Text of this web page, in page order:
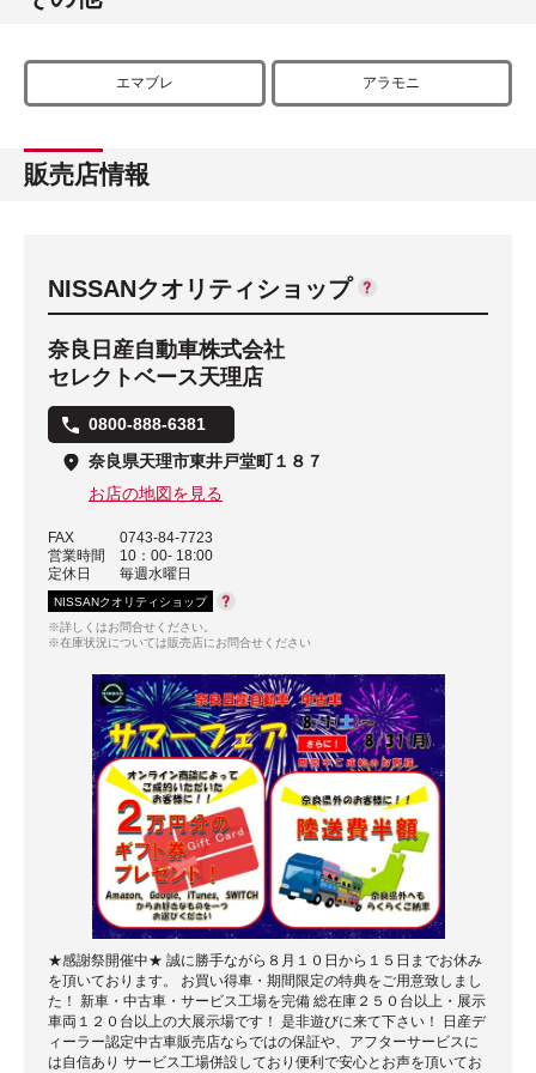
エマブレ アラモニ
販売店情報
NISSANクオリティショップ
奈良日産自動車株式会社
セレクトベース天理店
0800-888-6381
奈良県天理市東井戸堂町１８７
お店の地図を見る
FAX
0743-84-7723
営業時間
10：00- 18:00
定休日
毎週水曜日
NISSANクオリティショップ
※詳しくはお問合せください。
※在庫状況については販売店にお問合せください
★感謝祭開催中★ 誠に勝手ながら８月１０日から１５日までお休み
を頂いております。 お買い得車・期間限定の特典をご用意致しまし
た！ 新車・中古車・サービス工場を完備 総在庫２５０台以上・展示
車両１２０台以上の大展示場です！ 是非遊びに来て下さい！ 日産デ
ィーラー認定中古車販売店ならではの保証や、アフターサービスに
は自信あり サービス工場併設しており便利で安心とお声を頂いてお